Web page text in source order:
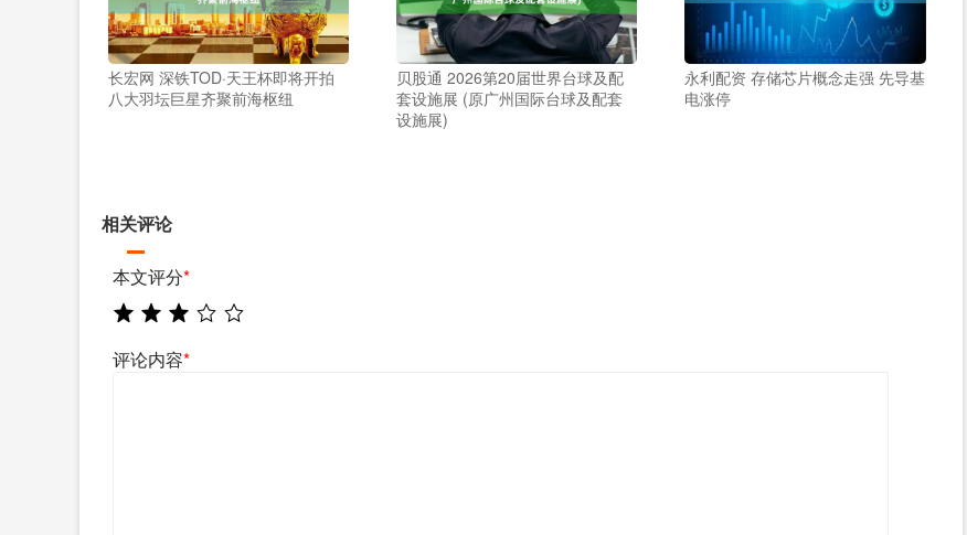
长宏网 深铁TOD·天王杯即将开拍
八大羽坛巨星齐聚前海枢纽
贝股通 2026第20届世界台球及配
套设施展 (原广州国际台球及配套
设施展)
永利配资 存储芯片概念走强 先导基
电涨停
相关评论
本文评分*
评论内容*